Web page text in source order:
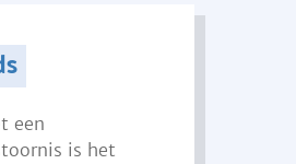
een
is het